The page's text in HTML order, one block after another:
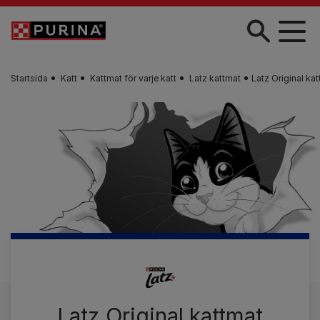
Skip to main content
Startsida Katt Kattmat för varje katt Latz kattmat Latz Original